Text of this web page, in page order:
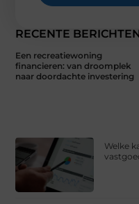
RECENTE
Een recreatiewoning
financieren: van droomplek
naar doordachte investering
Welke